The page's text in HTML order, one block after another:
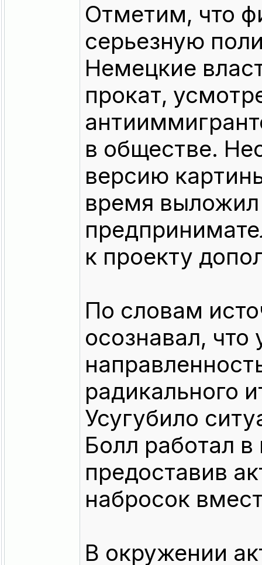
Отметим, что
серьезную
Немецкие
прокат,
в обществе.
версию
время выложил
к проекту
По словам
осознавал, что
радикального
Усугубило
Болл работал
предоставив
набросок
В окружении